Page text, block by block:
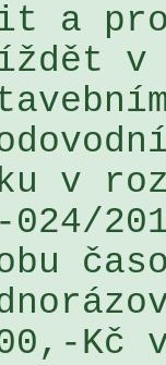
a
v
024/
Kč